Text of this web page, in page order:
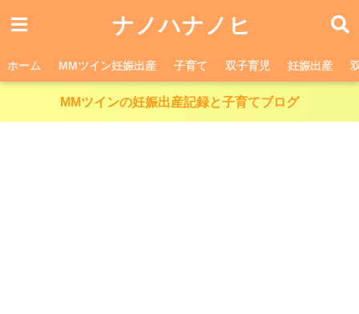
ナノハナノヒ
ホーム MMツイン妊娠出産 子育て 双子育児 妊娠出産
MMツインの妊娠出産記録と子育てブログ